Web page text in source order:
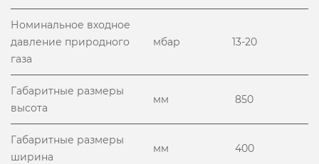
Номинальное входное
давление природного
газа
мбар 13-20
Габаритные размеры
высота
мм 850
Габаритные размеры
ширина
мм 400